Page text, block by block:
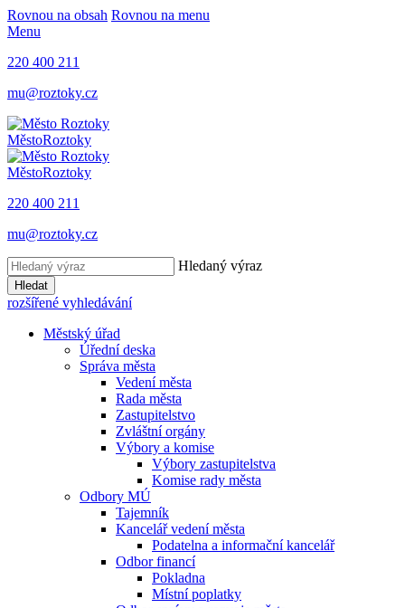
Rovnou na obsah Rovnou na menu
Menu
220 400 211
mu@roztoky.cz
MěstoRoztoky
MěstoRoztoky
220 400 211
mu@roztoky.cz
Hledaný výraz
Hledat
rozšířené vyhledávání
Městský úřad
Úřední deska
Správa města
Vedení města
Rada města
Zastupitelstvo
Zvláštní orgány
Výbory a komise
Výbory zastupitelstva
Komise rady města
Odbory MÚ
Tajemník
Kancelář vedení města
Podatelna a informační kancelář
Odbor financí
Pokladna
Místní poplatky